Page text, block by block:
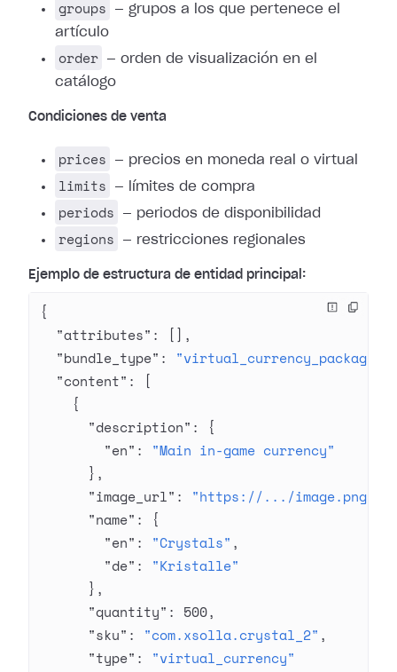
groups
— grupos a los que pertenece el
artículo
order
— orden de visualización en el
catálogo
Condiciones de venta
prices — precios en moneda real o virtual
limits — límites de compra
periods — periodos de disponibilidad
regions — restricciones regionales
Ejemplo de estructura de entidad principal:
{
  "attributes"
: [],
  "bundle_type"
: "virtual_currency_package"
  "content"
: [
    {
      "description"
: {
        "en"
: "Main in-game currency"
      },
      "image_url"
: "https://.../image.png"
      "name"
: {
        "en"
: "Crystals" ,
        "de"
: "Kristalle"
      },
      "quantity"
: 500,
      "sku"
: "com.xsolla.crystal_2" ,
      "type"
: "virtual_currency"